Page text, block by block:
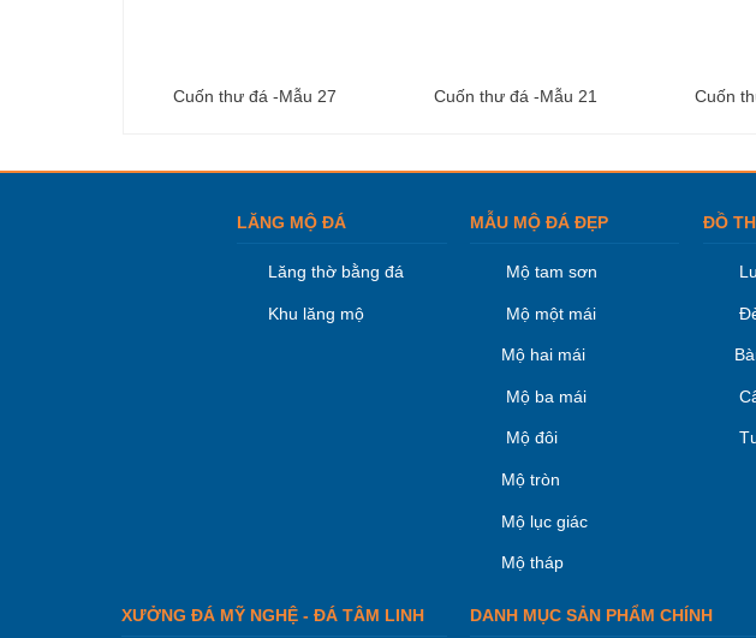
Cuốn thư đá -Mẫu 27 Cuốn thư đá -Mẫu 21 Cuốn
LĂNG MỘ ĐÁ
Lăng thờ bằng đá
Khu lăng mộ
MẪU MỘ ĐÁ ĐẸP
Mộ tam sơn
Mộ một mái
Mộ hai mái
Mộ ba mái
Mộ đôi
Mộ tròn
Mộ lục giác
Mộ tháp
ĐỒ
XƯỞNG ĐÁ MỸ NGHỆ - ĐÁ TÂM LINH DANH MỤC SẢN PHẨM CHÍNH